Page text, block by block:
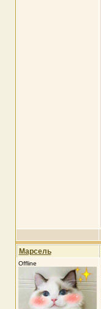
Марсель
Offline